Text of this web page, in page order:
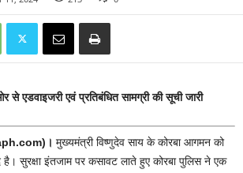
से एडवाइजरी एवं प्रतिबंधित सामग्री की सूची जारी
मुख्यमंत्री विष्णुदेव साय के कोरबा आगमन को
सुरक्षा इंतजाम पर कसावट लाते हुए कोरबा पुलिस ने एक